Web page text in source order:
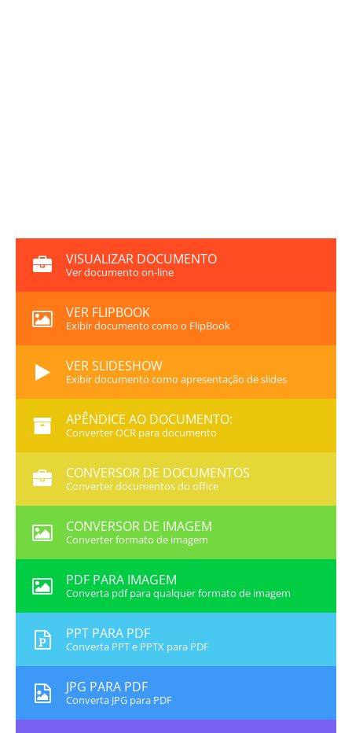
VISUALIZAR DOCUMENTO
Ver documento on-line
VER FLIPBOOK
Exibir documento como o FlipBook
VER SLIDESHOW
Exibir documento como apresentação de slides
APÊNDICE AO DOCUMENTO:
Converter OCR para documento
CONVERSOR DE DOCUMENTOS
Converter documentos do office
CONVERSOR DE IMAGEM
Converter formato de imagem
PDF PARA IMAGEM
Converta pdf para qualquer formato de imagem
PPT PARA PDF
Converta PPT e PPTX para PDF
JPG PARA PDF
Converta JPG para PDF